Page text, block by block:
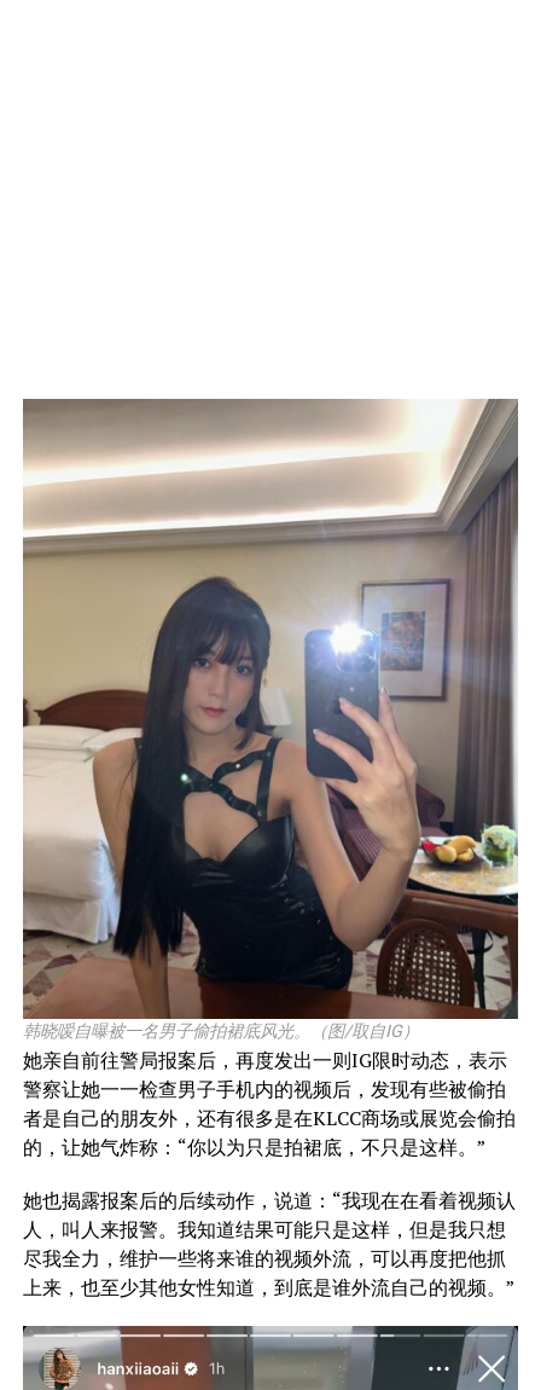
韩晓嗳自曝被一名男子偷拍裙底风光。（图/取自IG）
她亲自前往警局报案后，再度发出一则IG限时动态，表示
警察让她一一检查男子手机内的视频后，发现有些被偷拍
者是自己的朋友外，还有很多是在KLCC商场或展览会偷拍
的，让她气炸称：“你以为只是拍裙底，不只是这样。”
她也揭露报案后的后续动作，说道：“我现在在看着视频认
人，叫人来报警。我知道结果可能只是这样，但是我只想
尽我全力，维护一些将来谁的视频外流，可以再度把他抓
上来，也至少其他女性知道，到底是谁外流自己的视频。”